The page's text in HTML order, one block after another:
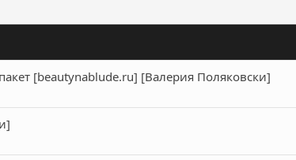
[beautynablude.ru] [Валерия Поляковски]